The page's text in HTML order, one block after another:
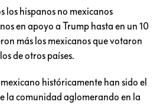
los hispanos no mexicanos
en apoyo a Trump hasta en un 10
más los mexicanos que votaron
de otros países.
históricamente han sido el
la comunidad aglomerando en la